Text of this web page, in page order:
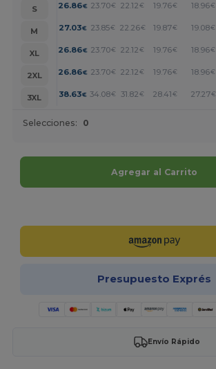
S 26.86€ 23.70€ 22.12 € 19.76€ 18.96€
M
27.03€ 23.85€ 22.26€ 19.87€ 19.08€
XL
26.86€ 23.70€ 22.12 € 19.76€ 18.96€
2XL
26.86€ 23.70€ 22.12 € 19.76€ 18.96€
3XL
38.63€ 34.08€ 31.82€ 28.41 € 27.27€
Selecciones: 0
Agregar al Carrito
Presupuesto Exprés
Envío Rápido